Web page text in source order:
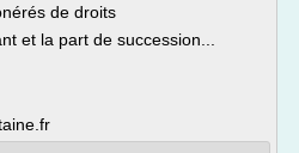
de droits
et la part de succession...